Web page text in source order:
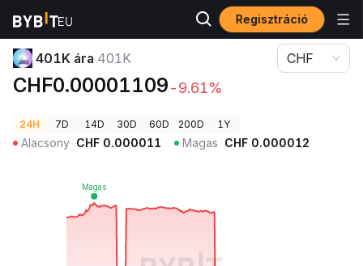
Regisztráció
Kriptovaluta árak
401K ára 401K
CHF0.00001109-9.61%
CHF
24H 7D 14D 30D 60D 200D 1Y
Alacsony CHF 0.000011 Magas CHF 0.000012